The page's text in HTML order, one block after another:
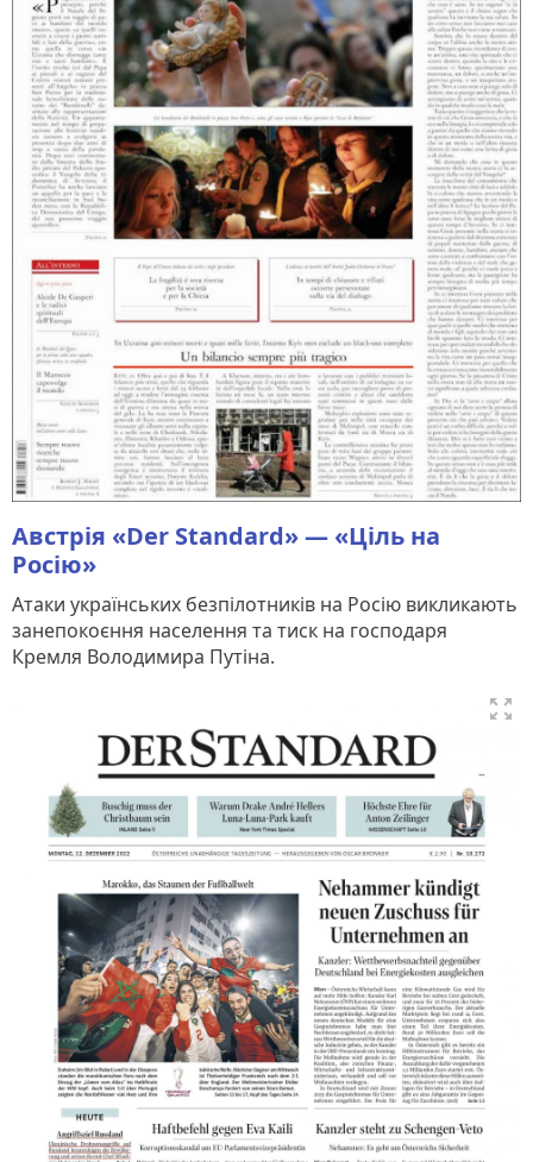
Австрія «Der Standard» — «Ціль на
Росію»
Атаки українських безпілотників на Росію викликають
занепокоєння населення та тиск на господаря
Кремля Володимира Путіна.
